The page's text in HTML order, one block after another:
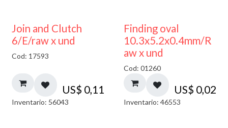
Join and Clutch
6/E/raw x und
Cod: 17593
US$ 0,11
Inventario: 56043
Finding oval
10.3x5.2x0.4mm/R
aw x und
Cod: 01260
US$ 0,02
Inventario: 46553